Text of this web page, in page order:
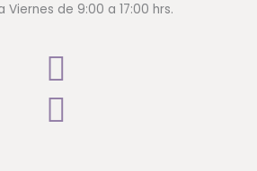
Viernes de 9:00 a 17:00 hrs.